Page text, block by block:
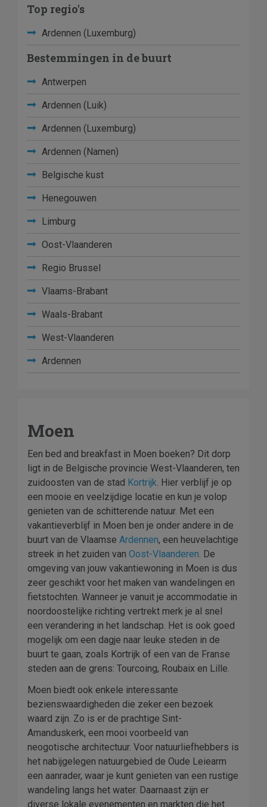
Top regio's
Ardennen (Luxemburg)
Bestemmingen in de buurt
Antwerpen
Ardennen (Luik)
Ardennen (Luxemburg)
Ardennen (Namen)
Belgische kust
Henegouwen
Limburg
Oost-Vlaanderen
Regio Brussel
Vlaams-Brabant
Waals-Brabant
West-Vlaanderen
Ardennen
Moen
Een bed and breakfast in Moen boeken? Dit dorp
ligt in de Belgische provincie West-Vlaanderen, ten
zuidoosten van de stad Kortrijk. Hier verblijf je op
een mooie en veelzijdige locatie en kun je volop
genieten van de schitterende natuur. Met een
vakantieverblijf in Moen ben je onder andere in de
buurt van de Vlaamse Ardennen, een heuvelachtige
streek in het zuiden van Oost-Vlaanderen. De
omgeving van jouw vakantiewoning in Moen is dus
zeer geschikt voor het maken van wandelingen en
fietstochten. Wanneer je vanuit je accommodatie in
noordoostelijke richting vertrekt merk je al snel
een verandering in het landschap. Het is ook goed
mogelijk om een dagje naar leuke steden in de
buurt te gaan, zoals Kortrijk of een van de Franse
steden aan de grens: Tourcoing, Roubaix en Lille.
Moen biedt ook enkele interessante
bezienswaardigheden die zeker een bezoek
waard zijn. Zo is er de prachtige Sint-
Amanduskerk, een mooi voorbeeld van
neogotische architectuur. Voor natuurliefhebbers is
het nabijgelegen natuurgebied de Oude Leiearm
een aanrader, waar je kunt genieten van een rustige
wandeling langs het water. Daarnaast zijn er
diverse lokale evenementen en markten die het